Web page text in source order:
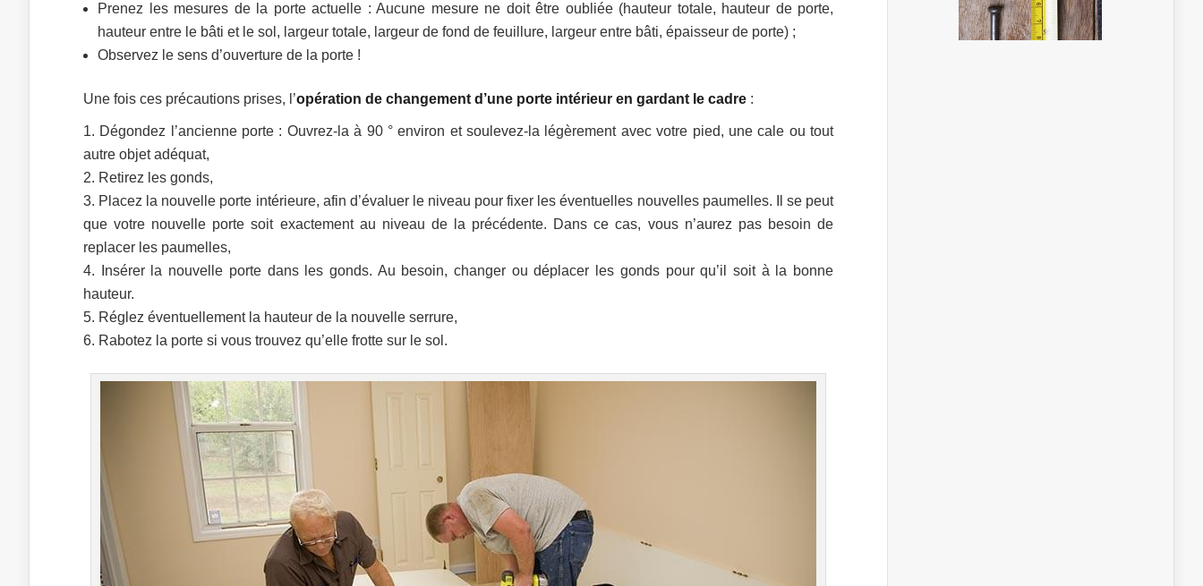
Prenez les mesures de la porte actuelle : Aucune mesure ne doit être oubliée (hauteur totale, hauteur de porte,
hauteur entre le bâti et le sol, largeur totale, largeur de fond de feuillure, largeur entre bâti, épaisseur de porte) ;
Observez le sens d’ouverture de la porte !
Une fois ces précautions prises, l’opération de changement d’une porte intérieur en gardant le cadre :
Dégondez l’ancienne porte : Ouvrez-la à 90 ° environ et soulevez-la légèrement avec votre pied, une cale ou tout
autre objet adéquat,
Retirez les gonds,
Placez la nouvelle porte intérieure, afin d’évaluer le niveau pour fixer les éventuelles nouvelles paumelles. Il se peut
que votre nouvelle porte soit exactement au niveau de la précédente. Dans ce cas, vous n’aurez pas besoin de
replacer les paumelles,
Insérer la nouvelle porte dans les gonds. Au besoin, changer ou déplacer les gonds pour qu’il soit à la bonne
hauteur.
Réglez éventuellement la hauteur de la nouvelle serrure,
Rabotez la porte si vous trouvez qu’elle frotte sur le sol.